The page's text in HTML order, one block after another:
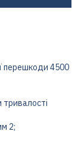
перешкоди 4500
2;